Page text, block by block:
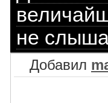
не
Добавил